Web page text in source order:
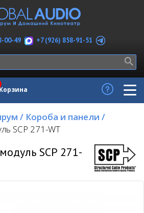
00-49 +7 (926) 858-91-51
/ Короба и панели /
SCP 271-WT
SCP 271-